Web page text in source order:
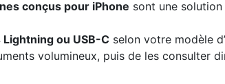
conçus pour iPhone sont une
ou USB-C selon votre modèle
volumineux, puis de les consulter